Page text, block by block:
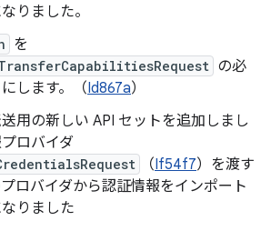
りました。
を
の必
します。（Id867a）
用の新しい API セットを追加しまし
ロバイダ
（If54f7）を渡す
ロバイダから認証情報をインポート
りました